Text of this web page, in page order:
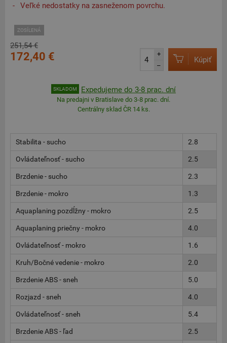
Veľké nedostatky na zasneženom povrchu.
ZOSÍLENÁ
251,54 €
172,40 €
+
–
Kúpiť
SKLADOM Expedujeme do 3-8 prac. dní
Na predajni v Bratislave do 3-8 prac. dní.
Centrálny sklad ČR 14 ks.
Stabilita - sucho 2.8
Ovládateľnosť - sucho 2.5
Brzdenie - sucho 2.3
Brzdenie - mokro 1.3
Aquaplaning pozdĺžny - mokro 2.5
Aquaplaning priečny - mokro 4.0
Ovládateľnosť - mokro 1.6
Kruh/Bočné vedenie - mokro 2.0
Brzdenie ABS - sneh 5.0
Rozjazd - sneh 4.0
Ovládateľnosť - sneh 5.4
Brzdenie ABS - ľad 2.5